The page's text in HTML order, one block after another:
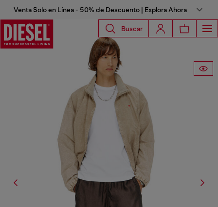
Venta Solo en Línea - 50% de Descuento | Explora Ahora
Buscar